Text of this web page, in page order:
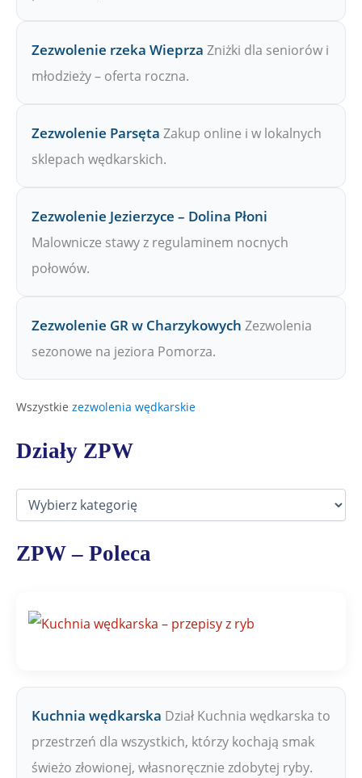
Zezwolenie rzeka Wieprza Zniżki dla seniorów i
młodzieży – oferta roczna.
Zezwolenie Parsęta Zakup online i w lokalnych
sklepach wędkarskich.
Zezwolenie Jezierzyce – Dolina Płoni
Malownicze stawy z regulaminem nocnych
połowów.
Zezwolenie GR w Charzykowych Zezwolenia
sezonowe na jeziora Pomorza.
Wszystkie zezwolenia wędkarskie
Działy ZPW
D
a
łZPW – Poleca
Kuchnia wędkarska Dział Kuchnia wędkarska to
przestrzeń dla wszystkich, którzy kochają smak
świeżo złowionej, własnoręcznie zdobytej ryby.